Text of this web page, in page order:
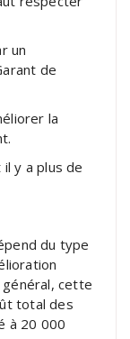
un
de
la
y a plus de
du type
cette
total des
à 20 000